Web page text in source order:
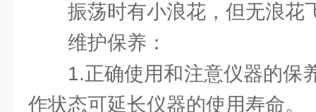
振荡时有小浪花，但无浪花
维护保养：
1.正确使用和注意仪器的保
作状态可延长仪器的使用寿命。